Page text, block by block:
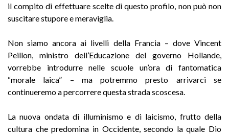
il compito di effettuare scelte di questo profilo, non può non
suscitare stupore e meraviglia.
Non siamo ancora ai livelli della Francia – dove Vincent
Peillon, ministro dell’Educazione del governo Hollande,
vorrebbe introdurre nelle scuole un’ora di fantomatica
“morale laica” – ma potremmo presto arrivarci se
continueremo a percorrere questa strada scoscesa.
La nuova ondata di illuminismo e di laicismo, frutto della
cultura che predomina in Occidente, secondo la quale Dio